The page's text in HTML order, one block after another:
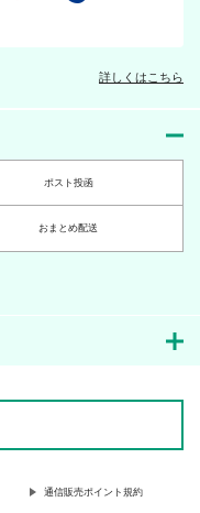
詳しくはこちら
ポスト投函
おまとめ配送
通信販売ポイント規約